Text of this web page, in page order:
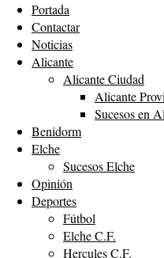
Portada
Contactar
Noticias
Alicante
Alicante Ciudad
Alicante
Sucesos en
Benidorm
Elche
Sucesos Elche
Opinión
Deportes
Fútbol
Elche C.F.
Hercules C.F.